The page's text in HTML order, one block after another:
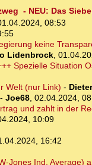
- NEU: Das
08:53
keine
Lidenbrock,
Spezielle Situation
Welt (nur Link) - Dieter
- Joe68, 02.04.2024,
und zahlt in der
10:09
16:42
Jones Ind. Average)